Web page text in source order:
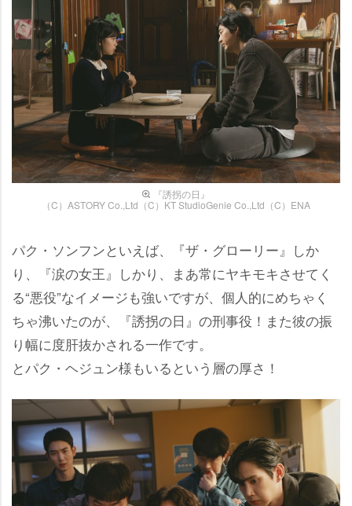
『誘拐の日』
（C）ASTORY Co.,Ltd（C）KT StudioGenie Co.,Ltd（C）ENA
パク・ソンフンといえば、『ザ・グローリー』しか
り、『涙の女王』しかり、まあ常にヤキモキさせてく
る“悪役”なイメージも強いですが、個人的にめちゃく
ちゃ沸いたのが、『誘拐の日』の刑事役！また彼の振
り幅に度肝抜かされる一作です。
とパク・ヘジュン様もいるという層の厚さ！